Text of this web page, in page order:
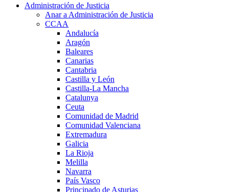
Administración de Justicia
Anar a Administración de Justicia
CCAA
Andalucía
Aragón
Baleares
Canarias
Cantabria
Castilla y León
Castilla-La Mancha
Catalunya
Ceuta
Comunidad de Madrid
Comunidad Valenciana
Extremadura
Galicia
La Rioja
Melilla
Navarra
País Vasco
Principado de Asturias